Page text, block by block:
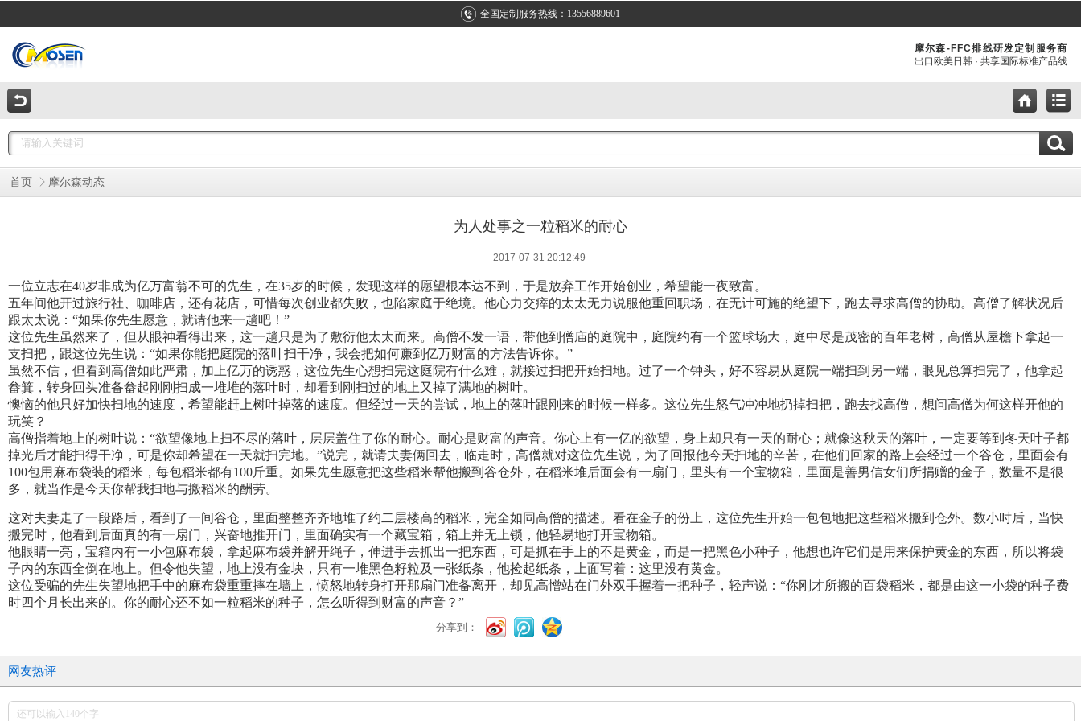
全国定制服务热线：13556889601
摩尔森-FFC排线研发定制服务商
出口欧美日韩 · 共享国际标准产品线
首页 摩尔森动态
为人处事之一粒稻米的耐心
2017-07-31 20:12:49
一位立志在40岁非成为亿万富翁不可的先生，在35岁的时候，发现这样的愿望根本达不到，于是放弃工作开始创业，希望能一夜致富。
五年间他开过旅行社、咖啡店，还有花店，可惜每次创业都失败，也陷家庭于绝境。他心力交瘁的太太无力说服他重回职场，在无计可施的绝望下，跑去寻求高僧的协助。高僧了解状况后
跟太太说：“如果你先生愿意，就请他来一趟吧！”
这位先生虽然来了，但从眼神看得出来，这一趟只是为了敷衍他太太而来。高僧不发一语，带他到僧庙的庭院中，庭院约有一个篮球场大，庭中尽是茂密的百年老树，高僧从屋檐下拿起一
支扫把，跟这位先生说：“如果你能把庭院的落叶扫干净，我会把如何赚到亿万财富的方法告诉你。”
虽然不信，但看到高僧如此严肃，加上亿万的诱惑，这位先生心想扫完这庭院有什么难，就接过扫把开始扫地。过了一个钟头，好不容易从庭院一端扫到另一端，眼见总算扫完了，他拿起
畚箕，转身回头准备畚起刚刚扫成一堆堆的落叶时，却看到刚扫过的地上又掉了满地的树叶。
懊恼的他只好加快扫地的速度，希望能赶上树叶掉落的速度。但经过一天的尝试，地上的落叶跟刚来的时候一样多。这位先生怒气冲冲地扔掉扫把，跑去找高僧，想问高僧为何这样开他的
玩笑？
高僧指着地上的树叶说：“欲望像地上扫不尽的落叶，层层盖住了你的耐心。耐心是财富的声音。你心上有一亿的欲望，身上却只有一天的耐心；就像这秋天的落叶，一定要等到冬天叶子都
掉光后才能扫得干净，可是你却希望在一天就扫完地。”说完，就请夫妻俩回去， 临走时，高僧就对这位先生说，为了回报他今天扫地的辛苦，在他们回家的路上会经过一个谷仓，里面会有
100包用麻布袋装的稻米，每包稻米都有100斤重。如果先生愿意把这些稻米帮他搬到谷仓外，在稻米堆后面会有一扇门，里头有一个宝物箱，里面是善男信女们所捐赠的金子，数量不是很
多，就当作是今天你帮我扫地与搬稻米的酬劳。
这对夫妻走了一段路后，看到了一间谷仓，里面整整齐齐地堆了约二层楼高的稻米，完全如同高僧的描述。看在金子的份上，这位先生开始一包包地把这些稻米搬到仓外。数小时后，当快
搬完时，他看到后面真的有一扇门，兴奋地推开门，里面确实有一个藏宝箱，箱上并无上锁，他轻易地打开宝物箱。
他眼睛一亮，宝箱内有一小包麻布袋，拿起麻布袋并解开绳子，伸进手去抓出一把东西，可是抓在手上的不是黄金，而是一把黑色小种子，他想也许它们是用来保护黄金的东西，所以将袋
子内的东西全倒在地上。但令他失望，地上没有金块，只有一堆黑色籽粒及一张纸条，他捡起纸条，上面写着：这里没有黄金。
这位受骗的先生失望地把手中的麻布袋重重摔在墙上，愤怒地转身打开那扇门准备离开，却见高憎站在门外双手握着一把种子，轻声说：“你刚才所搬的百袋稻米，都是由这一小袋的种子费
时四个月长出来的。你的耐心还不如一粒稻米的种子，怎么听得到财富的声音？”
分享到：
网友热评